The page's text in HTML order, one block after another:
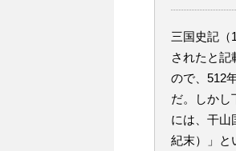
三国史記（
されたと記
ので、512
だ。しかし
には、干山
紀末）」と